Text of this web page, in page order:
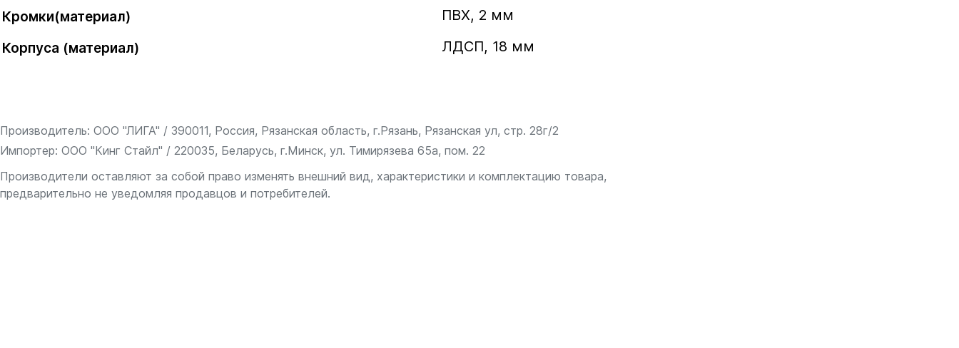
Кромки(материал) ПВХ, 2 мм
Корпуса (материал) ЛДСП, 18 мм
Производитель: ООО "ЛИГА" / 390011, Россия, Рязанская область, г.Рязань, Рязанская ул, стр. 28г/2
Импортер: ООО "Кинг Стайл" / 220035, Беларусь, г.Минск, ул. Тимирязева 65а, пом. 22
Производители оставляют за собой право изменять внешний вид, характеристики и комплектацию товара,
предварительно не уведомляя продавцов и потребителей.